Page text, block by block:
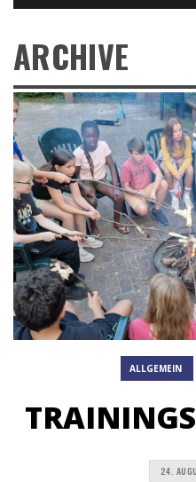
ARCHIVE
ALLGEMEIN
24.